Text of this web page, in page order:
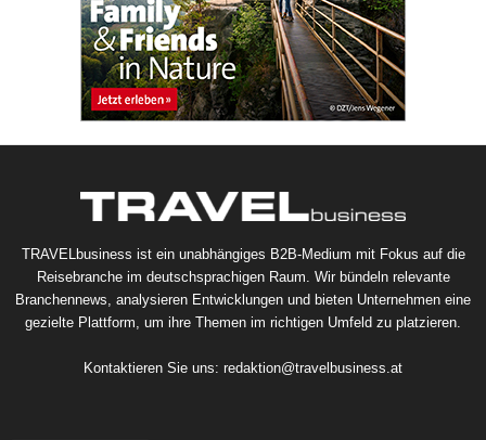
TRAVELbusiness ist ein unabhängiges B2B-Medium mit Fokus auf die
Reisebranche im deutschsprachigen Raum. Wir bündeln relevante
Branchennews, analysieren Entwicklungen und bieten Unternehmen eine
gezielte Plattform, um ihre Themen im richtigen Umfeld zu platzieren.
Kontaktieren Sie uns: redaktion@travelbusiness.at